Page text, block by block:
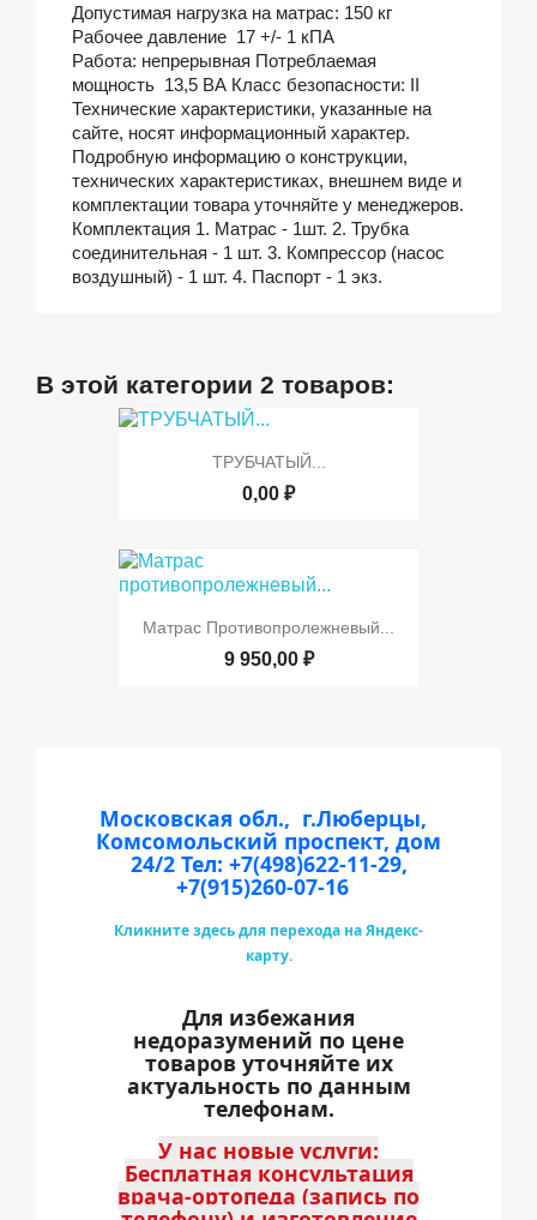
Допустимая нагрузка на матрас: 150 кг
Рабочее давление 17 +/- 1 кПА
Работа: непрерывная Потреблаемая
мощность 13,5 ВА Класс безопасности: II
Технические характеристики, указанные на
сайте, носят информационный характер.
Подробную информацию о конструкции,
технических характеристиках, внешнем виде и
комплектации товара уточняйте у менеджеров.
Комплектация 1. Матрас - 1шт. 2. Трубка
соединительная - 1 шт. 3. Компрессор (насос
воздушный) - 1 шт. 4. Паспорт - 1 экз.
В этой категории 2 товаров:
ТРУБЧАТЫЙ...
0,00 ₽
Матрас Противопролежневый...
9 950,00 ₽
Московская обл., г.Люберцы,
Комсомольский проспект, дом
24/2 Тел: +7(498)622-11-29,
+7(915)260-07-16
Кликните здесь для перехода на Яндекс-
карту.
Для избежания
недоразумений по цене
товаров уточняйте их
актуальность по данным
телефонам.
У нас новые услуги:
Бесплатная консультация
врача-ортопеда (запись по